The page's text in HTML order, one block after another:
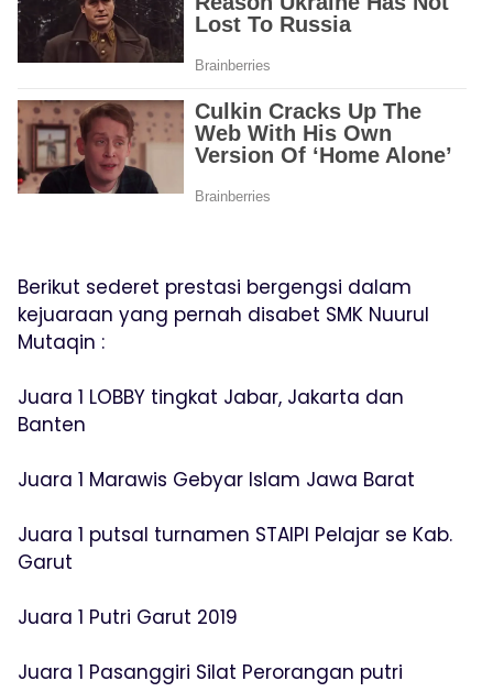
Berikut sederet prestasi bergengsi dalam
kejuaraan yang pernah disabet SMK Nuurul
Mutaqin :
Juara 1 LOBBY tingkat Jabar, Jakarta dan
Banten
Juara 1 Marawis Gebyar Islam Jawa Barat
Juara 1 putsal turnamen STAIPI Pelajar se Kab.
Garut
Juara 1 Putri Garut 2019
Juara 1 Pasanggiri Silat Perorangan putri